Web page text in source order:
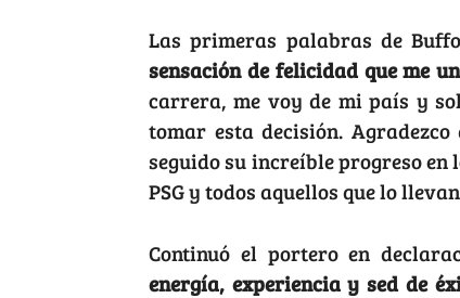
Las primeras palabras de
sensación de felicidad que me
carrera, me voy de mi país y
tomar esta decisión.
seguido su increíble progreso en
PSG y todos aquellos que lo
Continuó el portero en
energía, experiencia y sed de